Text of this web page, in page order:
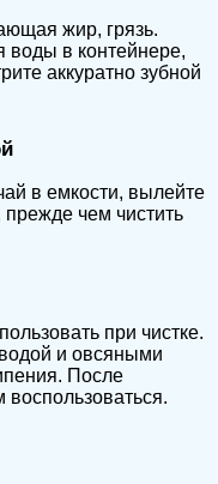
жир, грязь.
воды в контейнере,
аккуратно зубной
в емкости, вылейте
прежде чем чистить
при чистке.
и овсяными
После
воспользоваться.